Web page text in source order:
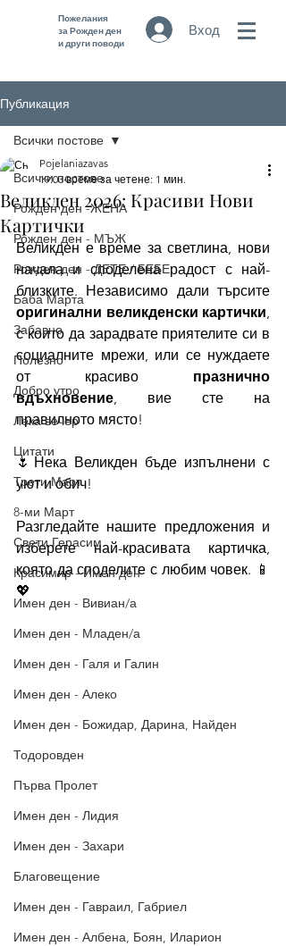
Пожелания
за Рожден ден
и други поводи
Вход
Публикация
Всички постове
Рожден ден -ЖЕНА
Рожден ден - МЪЖ
Рожден ден - ДЕТЕ / БЕБЕ
Баба Марта
Забавно
Полезно
Добро утро
Лека вечер
Цитати
Трети Март
8-ми Март
Свети Герасим
Красимир - Имен ден
Имен ден - Вивиан/а
Имен ден - Младен/а
Имен ден - Галя и Галин
Имен ден - Алеко
Имен ден - Божидар, Дарина, Найден
Тодоровден
Първа Пролет
Имен ден - Лидия
Имен ден - Захари
Благовещение
Имен ден - Гавраил, Габриел
Имен ден - Албена, Боян, Иларион
Всички постове
Великден 2026: Красиви Нови
Картички
Pojelaniazavas
19.03 време за четене: 1 мин.
Великден е време за светлина, нови
начала и споделена радост с най-
оригинални великденски картички,
с които да зарадвате приятелите си в
социалните мрежи, или се нуждаете
от красиво празнично
вдъхновение, вие сте на
правилното място!
🌷Нека Великден бъде изпълнени с
уют и обич!
Разгледайте нашите предложения и
изберете най-красивата картичка,
която да споделите с любим човек. 📱
💖